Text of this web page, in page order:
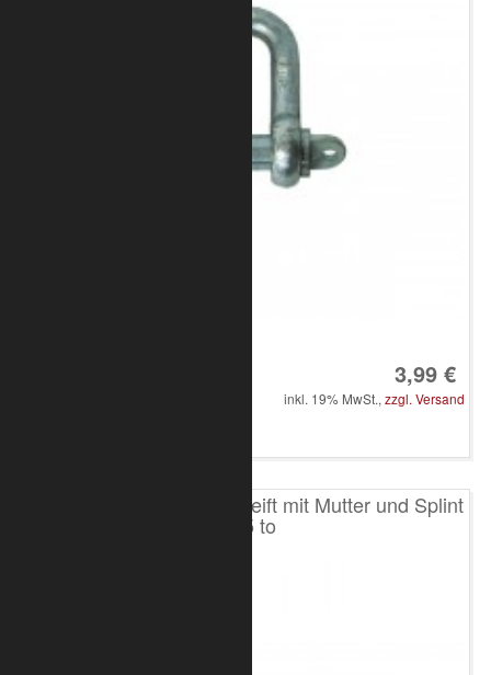
3,99 €
inkl. 19% MwSt., zzgl. Versand
Schäkel hochfest geschweift mit Mutter und Splint
0,75 to